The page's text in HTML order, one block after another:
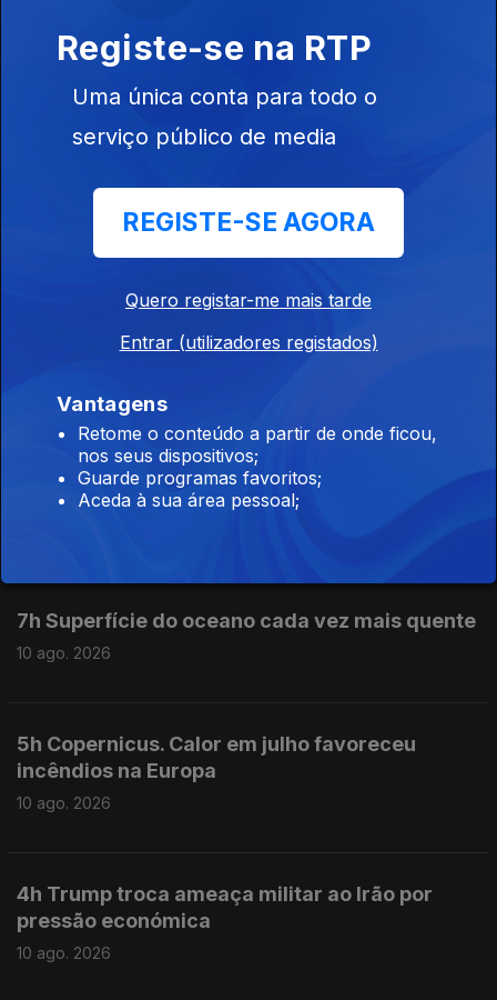
11h Europa América do Norte e Ásia unidas
contra o Presidente da FIFA
10 ago. 2026
10h Os efeitos do calor e da seca na Europa
10 ago. 2026
9h Vários mortos em ataques na guerra da
10 ago. 2026
8h O aumento da temperatura dos oceanos
7h Superfície do oceano cada vez mais quente
10 ago. 2026
5h Copernicus. Calor em julho favoreceu
incêndios na Europa
10 ago. 2026
4h Trump troca ameaça militar ao Irão por
pressão económica
10 ago. 2026
Registe-se na RTP
Uma única conta para todo o
serviço público de media
REGISTE-SE AGORA
Quero registar-me mais tarde
Entrar (utilizadores registados)
Vantagens
Retome o conteúdo a partir de onde ficou,
nos seus dispositivos;
Guarde programas favoritos;
Aceda à sua área pessoal;